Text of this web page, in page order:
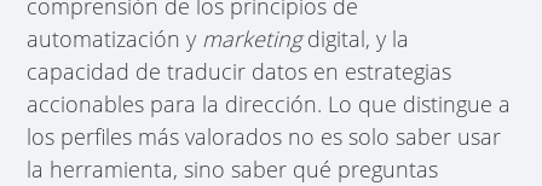
comprensión de los principios de
automatización y marketingdigital, y la
capacidad de traducir datos en estrategias
accionables para la dirección. Lo que distingue a
los perfiles más valorados no es solo saber usar
la herramienta, sino saber qué preguntas